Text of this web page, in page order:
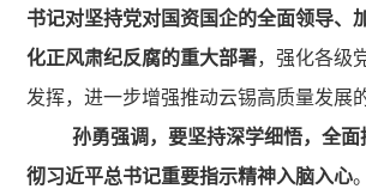
书记对坚持党对国资国企的全面领导、
化正风肃纪反腐的重大部署，强化各级
发挥，进一步增强推动云锡高质量发展
孙勇强调，要坚持深学细悟，全
彻习近平总书记重要指示精神入脑入心